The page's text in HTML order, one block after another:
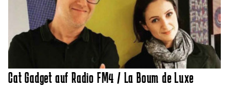
Cat Gadget auf Radio FM4 / La Boum de Luxe